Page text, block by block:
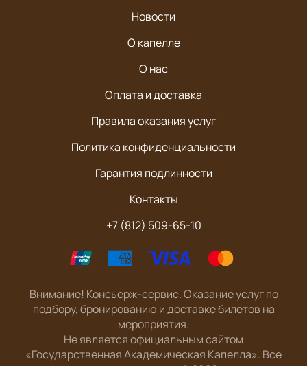
Новости
О капелле
О нас
Оплата и доставка
Правила оказания услуг
Политика конфиденциальности
Гарантия подлинности
Контакты
+7 (812) 509-65-10
Внимание! Консьерж-сервис. Оказание услуг по
подбору, бронированию и доставке билетов на
мероприятия.
Не является официальным сайтом
«Государственная Академическая Капелла». Все